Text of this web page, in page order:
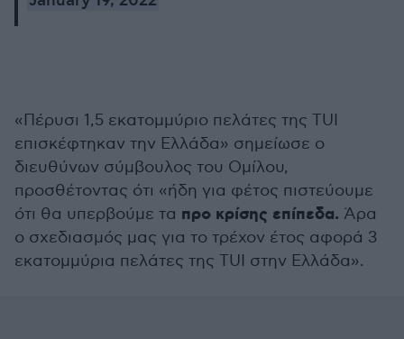
«Πέρυσι 1,5 εκατομμύριο πελάτες της TUI
επισκέφτηκαν την Ελλάδα» σημείωσε ο
διευθύνων σύμβουλος του Ομίλου,
προσθέτοντας ότι «ήδη για φέτος πιστεύουμε
ότι θα υπερβούμε τα προ κρίσης επίπεδα. Άρα
ο σχεδιασμός μας για το τρέχον έτος αφορά 3
εκατομμύρια πελάτες της TUI στην Ελλάδα».